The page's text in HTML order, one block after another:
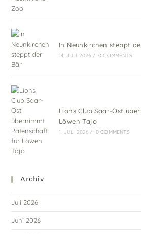
In Neunkirchen steppt
14. JULI 2026 / 0 COMMENTS
Lions Club Saar-Ost
Löwen Tajo
1. JULI 2026 / 0 COMMENTS
Archiv
Juli 2026
Juni 2026